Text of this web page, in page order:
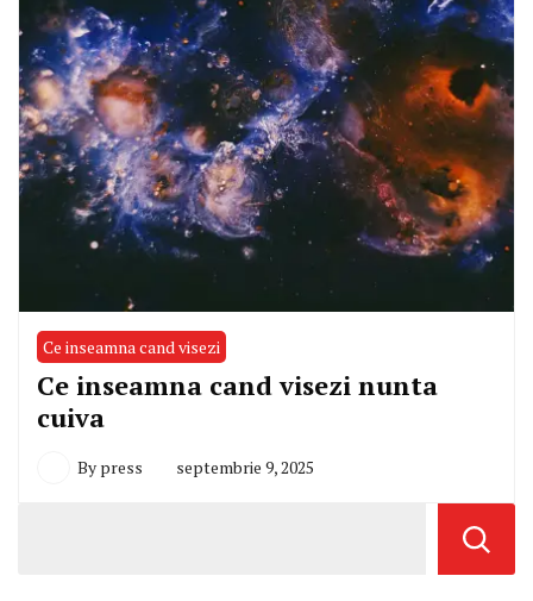
Ce inseamna cand visezi
Ce inseamna cand visezi nunta
cuiva
By press septembrie 9, 2025